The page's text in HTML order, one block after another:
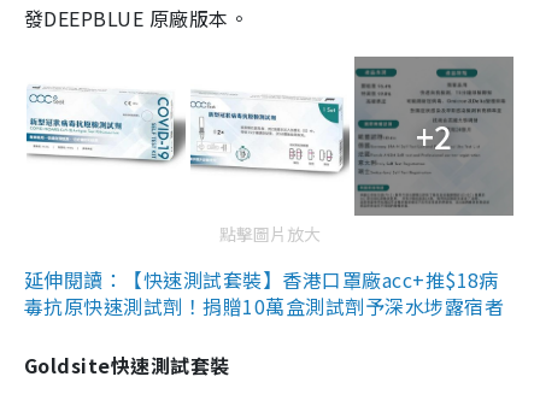
發DEEPBLUE 原廠版本。
+2
點擊圖片放大
延伸閱讀：【快速測試套裝】香港口罩廠acc+推$18病
毒抗原快速測試劑！捐贈10萬盒測試劑予深水埗露宿者
Goldsite快速測試套裝